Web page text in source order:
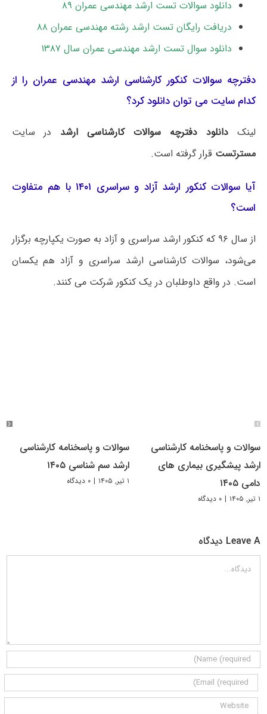
دانلود سوالات تست ارشد مهندسی عمران ۸۹
دریافت رایگان تست ارشد رشته مهندسی عمران ۸۸
دانلود سوال تست ارشد مهندسی عمران سال ۱۳۸۷
دفترچه سوالات کنکور کارشناسی ارشد مهندسی عمران را از
کدام سایت می توان دانلود کرد؟
لینکدانلود دفترچه سوالات کارشناسی ارشد در سایت
مسترتست قرار گرفته است.
آیا سوالات کنکور ارشد آزاد و سراسری ۱۴۰۱ با هم متفاوت
است؟
از سال ۹۶ که کنکور ارشد سراسری و آزاد به صورت یکپارچه برگزار
می‌شود، سوالات کارشناسی ارشد سراسری و آزاد هم یکسان
است. در واقع داوطلبان در یک کنکور شرکت می کنند.
سوالات و پاسخنامه کارشناسی
ارشد پیشگیری بیماری های
دامی ۱۴۰۵
۱ تیر, ۱۴۰۵ | ۰ دیدگاه
سوالات و پاسخنامه کارشناسی
ارشد سم شناسی ۱۴۰۵
۱ تیر, ۱۴۰۵ | ۰ دیدگاه
Leave A دیدگاه
دیدگاه